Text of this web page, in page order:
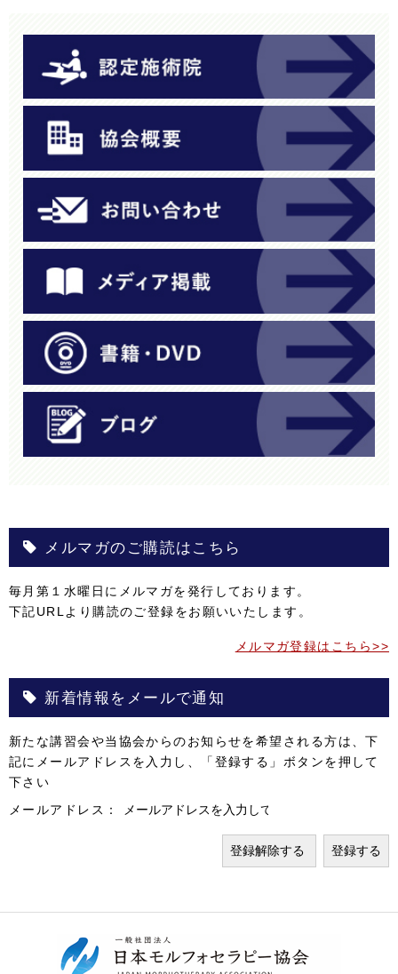
メルマガのご購読はこちら
毎月第１水曜日にメルマガを発行しております。
下記URLより購読のご登録をお願いいたします。
メルマガ登録はこちら>>
新着情報をメールで通知
新たな講習会や当協会からのお知らせを希望される方は、下
記にメールアドレスを入力し、「登録する」ボタンを押して
下さい
メールアドレス：